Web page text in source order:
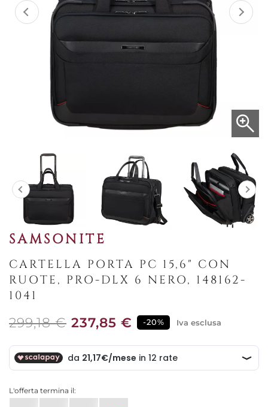
SAMSONITE
CARTELLA PORTA PC 15,6" CON
RUOTE, PRO-DLX 6 NERO, 148162-
1041
299,18 € 237,85 € -20% Iva esclusa
L'offerta termina il: